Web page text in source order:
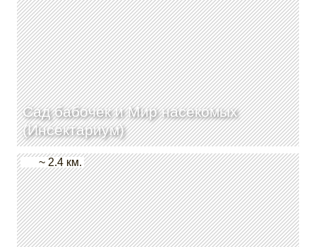
Сад бабочек и Мир насекомых
(Инсектариум)
~ 2.4 км.